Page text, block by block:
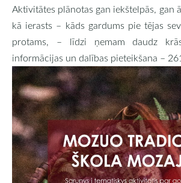
Aktivitātes plānotas gan iekštelpās, gan
kā ierasts – kāds gardums pie tējas
protams, – līdzi ņemam daudz
informācijas un dalības pieteikšana –